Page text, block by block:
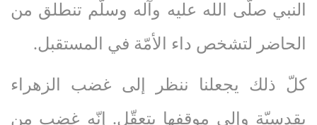
النبي صلّى‌ الله‌ عليه‌ وآله‌ وسلّم تنطلق من
الحاضر لتشخص داء الأمّة في المستقبل.
كلّ ذلك يجعلنا ننظر إلى غضب الزهراء
بقدسيّة وإلى موقفها بتعقّل. إنّه غضب من